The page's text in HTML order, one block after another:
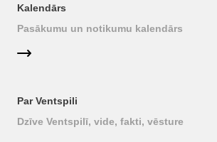
Kalendārs
Pasākumu un notikumu kalendārs
Par Ventspili
Dzīve Ventspilī, vide, fakti, vēsture